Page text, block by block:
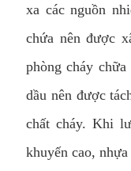
xa các nguồn
chứa nên được
phòng cháy
dầu nên được
chất cháy. Khi
khuyến cao,